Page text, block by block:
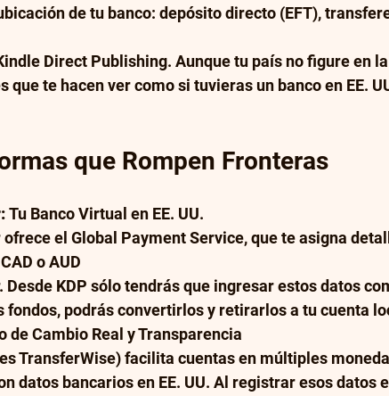
de tu banco: depósito directo (EFT),
Direct Publishing. Aunque tu país no figure en
que te hacen ver como si tuvieras un banco en EE.
que Rompen Fronteras
Tu Banco Virtual en EE. UU.
el Global Payment Service, que te asigna
o AUD
Desde KDP sólo tendrás que ingresar estos datos
fondos, podrás convertirlos y retirarlos a tu cuenta
de Cambio Real y Transparencia
TransferWise) facilita cuentas en múltiples
datos bancarios en EE. UU. Al registrar esos datos